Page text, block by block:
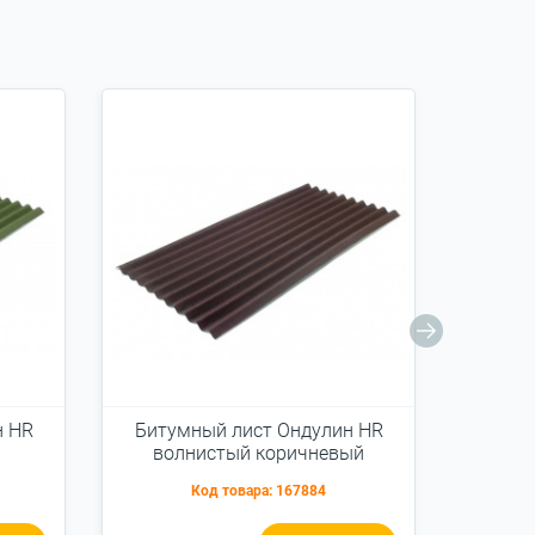
HR
Битумный лист Ондулин HR
волнистый коричневый
Код товара: 167884